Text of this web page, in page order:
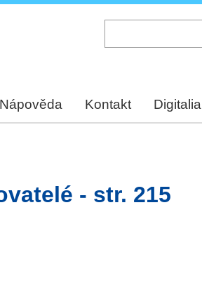
Nápověda Kontakt Digitalia
- str. 215